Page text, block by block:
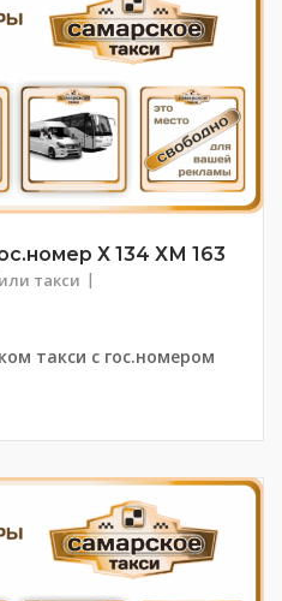
Х 134 ХМ 163
такси
такси с гос.номером